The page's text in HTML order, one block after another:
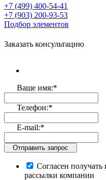
+7 (499) 400-54-41
+7 (903) 200-93-53
Подбор элементов
Заказать консультацию
Ваше имя:*
Телефон:*
E-mail:*
Отправить запрос
Согласен
рассылки компании